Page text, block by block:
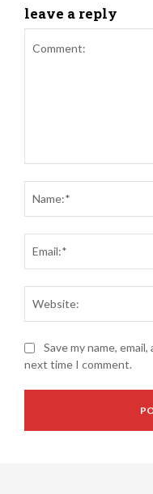
leave a reply
Save my name,
next time I comment.